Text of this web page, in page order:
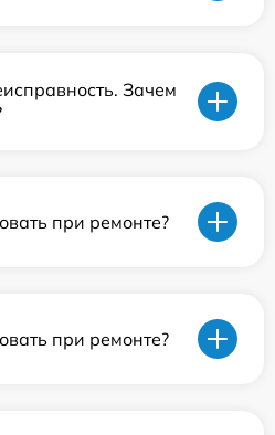
Зачем
при ремонте?
при ремонте?